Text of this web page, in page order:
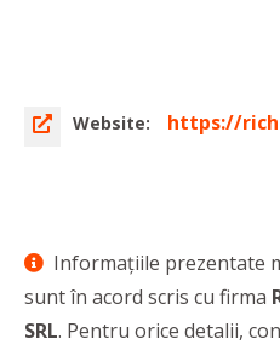
Website: https://
Informaţiile prezentate
sunt în acord scris cu firma
SRL. Pentru orice detalii,